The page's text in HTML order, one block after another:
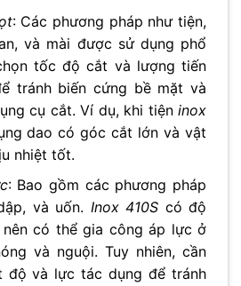
: Các phương pháp như tiện,
và mài được sử dụng phổ
tốc độ cắt và lượng tiến
tránh biến cứng bề mặt và
cụ cắt. Ví dụ, khi tiện inox
dao có góc cắt lớn và vật
nhiệt tốt.
: Bao gồm các phương pháp
và uốn. Inox 410S có độ
có thể gia công áp lực ở
và nguội. Tuy nhiên, cần
độ và lực tác dụng để tránh